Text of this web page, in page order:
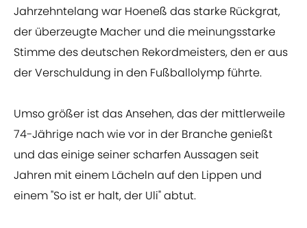
Jahrzehntelang war Hoeneß das starke Rückgrat,
der überzeugte Macher und die meinungsstarke
Stimme des deutschen Rekordmeisters, den er aus
der Verschuldung in den Fußballolymp führte.
Umso größer ist das Ansehen, das der mittlerweile
74-Jährige nach wie vor in der Branche genießt
und das einige seiner scharfen Aussagen seit
Jahren mit einem Lächeln auf den Lippen und
einem "So ist er halt, der Uli" abtut.